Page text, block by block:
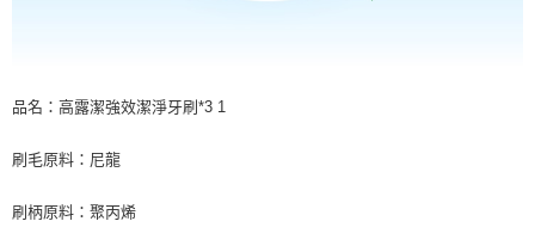
品名：高露潔強效潔淨牙刷*3 1
刷毛原料：尼龍
刷柄原料：聚丙烯